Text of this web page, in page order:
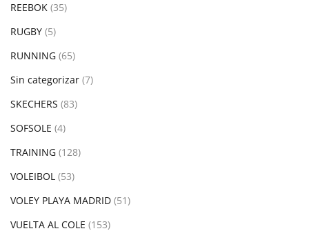
REEBOK (35)
RUGBY (5)
RUNNING (65)
Sin categorizar (7)
SKECHERS (83)
SOFSOLE (4)
TRAINING (128)
VOLEIBOL (53)
VOLEY PLAYA MADRID (51)
VUELTA AL COLE (153)